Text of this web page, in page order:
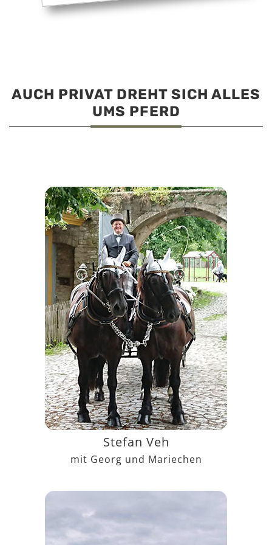
AUCH PRIVAT DREHT SICH ALLES
UMS PFERD
Stefan Veh
mit Georg und Mariechen